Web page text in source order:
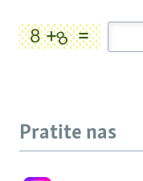
Pratite nas